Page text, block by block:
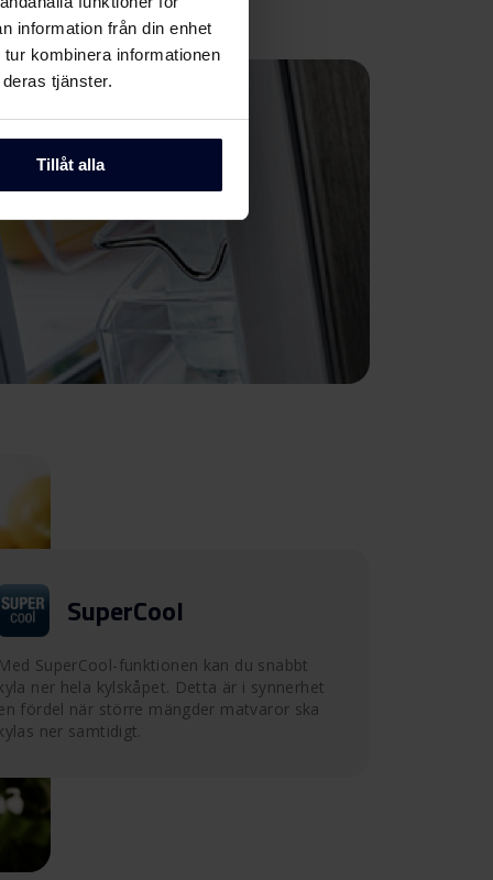
information från din enhet
kombinera informationen
tjänster.
Tillåt alla
SuperCool
Med SuperCool-funktionen kan du snabbt
ner hela kylskåpet. Detta är i synnerhet
fördel när större mängder matvaror ska
ner samtidigt.